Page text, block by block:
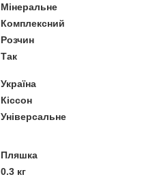
Мінеральне
Комплексний
Розчин
Так
Україна
Кіссон
Універсальне
Пляшка
0.3 кг